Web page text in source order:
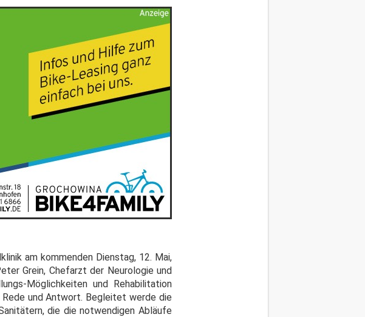
am kommenden Dienstag, 12. Mai,
Grein, Chefarzt der Neurologie und
Möglichkeiten und Rehabilitation
und Antwort. Begleitet werde die
die die notwendigen Abläufe